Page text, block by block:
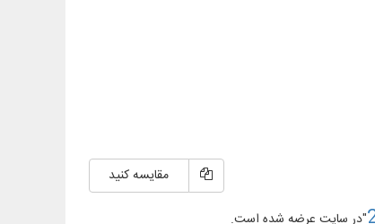
مقایسه کنید
"در سایت عرضه شده است.